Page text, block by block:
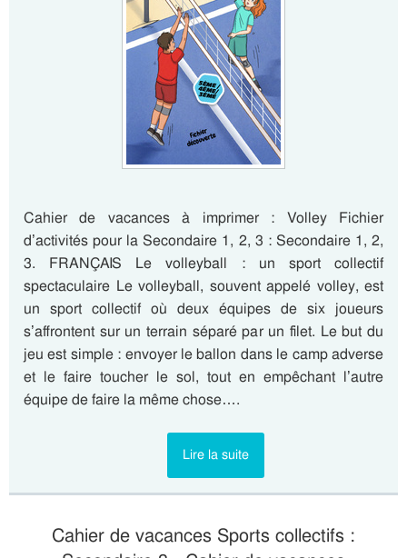
Cahier de vacances à imprimer : Volley Fichier
d’activités pour la Secondaire 1, 2, 3 : Secondaire 1, 2,
3. FRANÇAIS Le volleyball : un sport collectif
spectaculaire Le volleyball, souvent appelé volley, est
un sport collectif où deux équipes de six joueurs
s’affrontent sur un terrain séparé par un filet. Le but du
jeu est simple : envoyer le ballon dans le camp adverse
et le faire toucher le sol, tout en empêchant l’autre
équipe de faire la même chose….
Lire la suite
Cahier de vacances Sports collectifs :